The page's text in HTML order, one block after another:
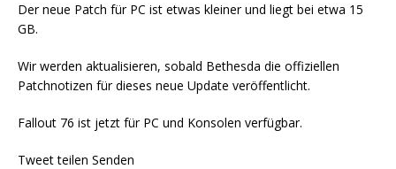
Der neue Patch für PC ist etwas kleiner und liegt bei etwa 15
GB.
Wir werden aktualisieren, sobald Bethesda die offiziellen
Patchnotizen für dieses neue Update veröffentlicht.
Fallout 76 ist jetzt für PC und Konsolen verfügbar.
Tweet teilen Senden